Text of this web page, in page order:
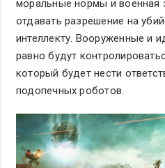
моральные нормы и военная
отдавать разрешение на
интеллекту. Вооруженные и
равно будут
который будет нести
подопечных роботов.